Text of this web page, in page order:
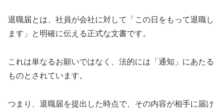
退職届とは、社員が会社に対して「この日をもって退職し
ます」と明確に伝える正式な文書です。
これは単なるお願いではなく、法的には「通知」にあたる
ものとされています。
つまり、退職届を提出した時点で、その内容が相手に届け